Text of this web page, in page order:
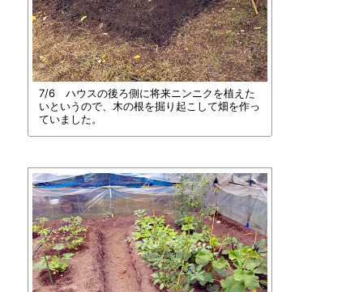
7/6 ハウスの後ろ側に将来ニンニクを植えた
いというので、木の根を掘り起こして畑を作っ
ていました。